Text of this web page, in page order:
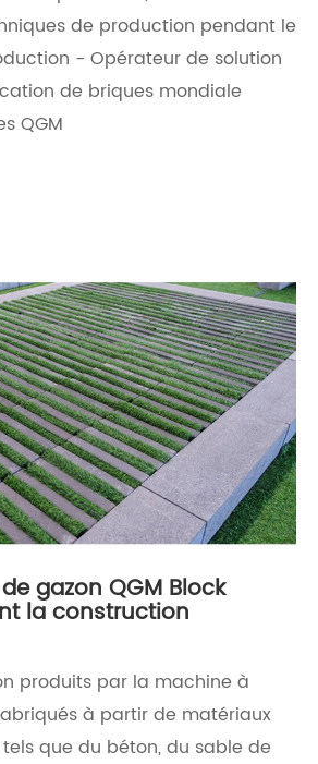
de production pendant le
- Opérateur de solution
de briques mondiale
QGM
gazon QGM Block
la construction
produits par la machine à
à partir de matériaux
que du béton, du sable de